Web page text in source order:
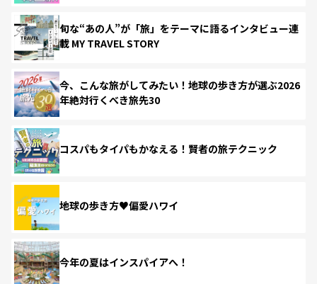
旬な“あの人”が「旅」をテーマに語るインタビュー連
載 MY TRAVEL STORY
今、こんな旅がしてみたい！地球の歩き方が選ぶ2026
年絶対行くべき旅先30
コスパもタイパもかなえる！賢者の旅テクニック
地球の歩き方♥偏愛ハワイ
今年の夏はインスパイアへ！